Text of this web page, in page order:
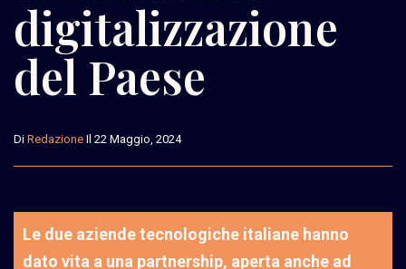
digitalizzazione
del Paese
Di Redazione Il 22 Maggio, 2024
Le due aziende tecnologiche italiane hanno
dato vita a una partnership, aperta anche ad